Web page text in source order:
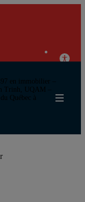
en immobilier –
Trinh, UQAM –
Québec à